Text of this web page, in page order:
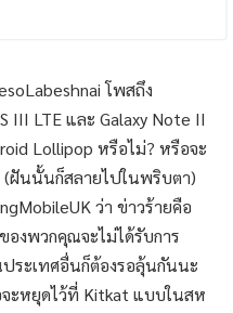
โพสถึง
III LTE และ ​Galaxy Note II
Lollipop หรือไม่? หรือจะ
(ฝันนั้นก็สลายไปในพริบตา)
ว่า ข่าวร้ายคือ
องพวกคุณจะไม่ได้รับการ
ระเทศอื่นก็ต้องรอลุ้นกันนะ
จะหยุดไว้ที่ Kitkat แบบในสห